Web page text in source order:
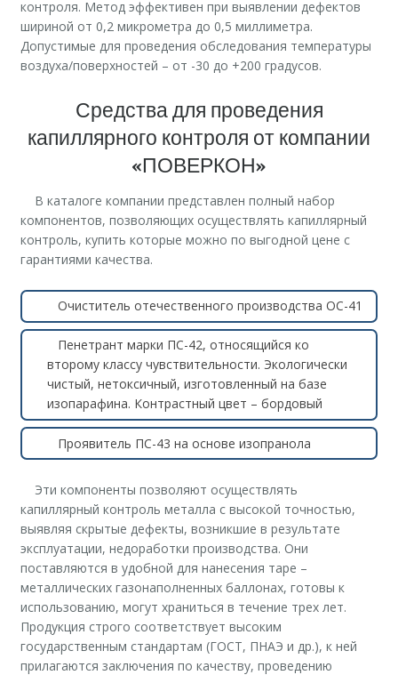
контроля. Метод эффективен при выявлении дефектов
шириной от 0,2 микрометра до 0,5 миллиметра.
Допустимые для проведения обследования температуры
воздуха/поверхностей – от -30 до +200 градусов.
Средства для проведения
капиллярного контроля от компании
«ПОВЕРКОН»
В каталоге компании представлен полный набор
компонентов, позволяющих осуществлять капиллярный
контроль, купить которые можно по выгодной цене с
гарантиями качества.
Очиститель отечественного производства ОС-41
Пенетрант марки ПС-42, относящийся ко
второму классу чувствительности. Экологически
чистый, нетоксичный, изготовленный на базе
изопарафина. Контрастный цвет – бордовый
Проявитель ПС-43 на основе изопранола
Эти компоненты позволяют осуществлять
капиллярный контроль металла с высокой точностью,
выявляя скрытые дефекты, возникшие в результате
эксплуатации, недоработки производства. Они
поставляются в удобной для нанесения таре –
металлических газонаполненных баллонах, готовы к
использованию, могут храниться в течение трех лет.
Продукция строго соответствует высоким
государственным стандартам (ГОСТ, ПНАЭ и др.), к ней
прилагаются заключения по качеству, проведению